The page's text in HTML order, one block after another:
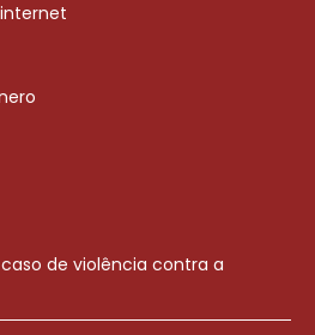
de violência contra a